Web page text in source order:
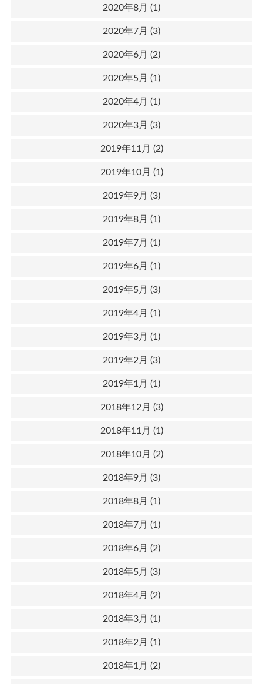
2020年8月 (1)
2020年7月 (3)
2020年6月 (2)
2020年5月 (1)
2020年4月 (1)
2020年3月 (3)
2019年11月 (2)
2019年10月 (1)
2019年9月 (3)
2019年8月 (1)
2019年7月 (1)
2019年6月 (1)
2019年5月 (3)
2019年4月 (1)
2019年3月 (1)
2019年2月 (3)
2019年1月 (1)
2018年12月 (3)
2018年11月 (1)
2018年10月 (2)
2018年9月 (3)
2018年8月 (1)
2018年7月 (1)
2018年6月 (2)
2018年5月 (3)
2018年4月 (2)
2018年3月 (1)
2018年2月 (1)
2018年1月 (2)